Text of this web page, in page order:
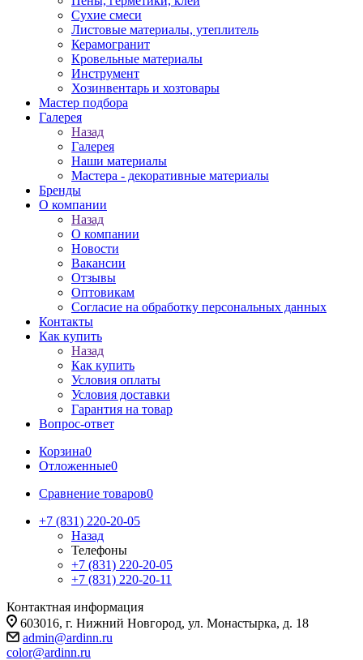
Сухие смеси
Листовые материалы, утеплитель
Керамогранит
Кровельные материалы
Инструмент
Хозинвентарь и хозтовары
Мастер подбора
Галерея
Назад
Галерея
Наши материалы
Мастера - декоративные материалы
Бренды
О компании
Назад
О компании
Новости
Вакансии
Отзывы
Оптовикам
Cогласие на обработку персональных данных
Контакты
Как купить
Назад
Как купить
Условия оплаты
Условия доставки
Гарантия на товар
Вопрос-ответ
Корзина0
Отложенные0
Сравнение товаров0
+7 (831) 220-20-05
Назад
Телефоны
+7 (831) 220-20-05
+7 (831) 220-20-11
Контактная информация
603016, г. Нижний Новгород, ул. Монастырка, д. 18
admin@ardinn.ru
color@ardinn.ru